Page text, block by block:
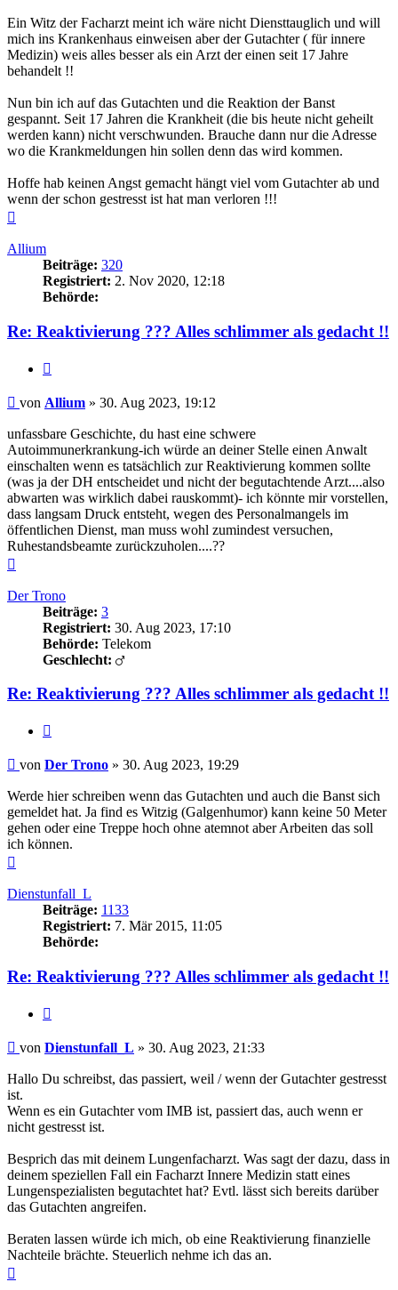
Ein Witz der Facharzt meint ich wäre nicht Diensttauglich und will
mich ins Krankenhaus einweisen aber der Gutachter ( für innere
Medizin) weis alles besser als ein Arzt der einen seit 17 Jahre
behandelt !!
Nun bin ich auf das Gutachten und die Reaktion der Banst
gespannt. Seit 17 Jahren die Krankheit (die bis heute nicht geheilt
werden kann) nicht verschwunden. Brauche dann nur die Adresse
wo die Krankmeldungen hin sollen denn das wird kommen.
Hoffe hab keinen Angst gemacht hängt viel vom Gutachter ab und
wenn der schon gestresst ist hat man verloren !!!
Allium
Beiträge: 320
Registriert: 2. Nov 2020, 12:18
Behörde:
Re: Reaktivierung ??? Alles schlimmer als gedacht !!
Beitrag
von Allium » 30. Aug 2023, 19:12
unfassbare Geschichte, du hast eine schwere
Autoimmunerkrankung-ich würde an deiner Stelle einen Anwalt
einschalten wenn es tatsächlich zur Reaktivierung kommen sollte
(was ja der DH entscheidet und nicht der begutachtende Arzt....also
abwarten was wirklich dabei rauskommt)- ich könnte mir vorstellen,
dass langsam Druck entsteht, wegen des Personalmangels im
öffentlichen Dienst, man muss wohl zumindest versuchen,
Ruhestandsbeamte zurückzuholen....??
Der Trono
Beiträge: 3
Registriert: 30. Aug 2023, 17:10
Behörde: Telekom
Geschlecht:
Re: Reaktivierung ??? Alles schlimmer als gedacht !!
Beitrag
von Der Trono » 30. Aug 2023, 19:29
Werde hier schreiben wenn das Gutachten und auch die Banst sich
gemeldet hat. Ja find es Witzig (Galgenhumor) kann keine 50 Meter
gehen oder eine Treppe hoch ohne atemnot aber Arbeiten das soll
ich können.
Dienstunfall_L
Beiträge: 1133
Registriert: 7. Mär 2015, 11:05
Behörde:
Re: Reaktivierung ??? Alles schlimmer als gedacht !!
Beitrag
von Dienstunfall_L » 30. Aug 2023, 21:33
Hallo Du schreibst, das passiert, weil / wenn der Gutachter gestresst
ist.
Wenn es ein Gutachter vom IMB ist, passiert das, auch wenn er
nicht gestresst ist.
Besprich das mit deinem Lungenfacharzt. Was sagt der dazu, dass in
deinem speziellen Fall ein Facharzt Innere Medizin statt eines
Lungenspezialisten begutachtet hat? Evtl. lässt sich bereits darüber
das Gutachten angreifen.
Beraten lassen würde ich mich, ob eine Reaktivierung finanzielle
Nachteile brächte. Steuerlich nehme ich das an.